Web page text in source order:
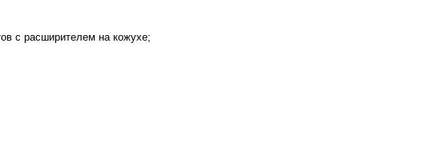
с расширителем на кожухе;